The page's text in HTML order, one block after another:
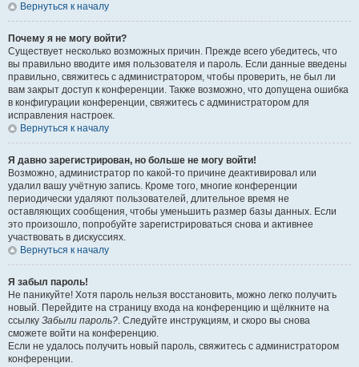
Вернуться к началу
Почему я не могу войти?
Существует несколько возможных причин. Прежде всего убедитесь, что
вы правильно вводите имя пользователя и пароль. Если данные введены
правильно, свяжитесь с администратором, чтобы проверить, не был ли
вам закрыт доступ к конференции. Также возможно, что допущена ошибка
в конфигурации конференции, свяжитесь с администратором для
исправления настроек.
Вернуться к началу
Я давно зарегистрирован, но больше не могу войти!
Возможно, администратор по какой-то причине деактивировал или
удалил вашу учётную запись. Кроме того, многие конференции
периодически удаляют пользователей, длительное время не
оставляющих сообщения, чтобы уменьшить размер базы данных. Если
это произошло, попробуйте зарегистрироваться снова и активнее
участвовать в дискуссиях.
Вернуться к началу
Я забыл пароль!
Не паникуйте! Хотя пароль нельзя восстановить, можно легко получить
новый. Перейдите на страницу входа на конференцию и щёлкните на
ссылку Забыли пароль?. Следуйте инструкциям, и скоро вы снова
сможете войти на конференцию.
Если не удалось получить новый пароль, свяжитесь с администратором
конференции.